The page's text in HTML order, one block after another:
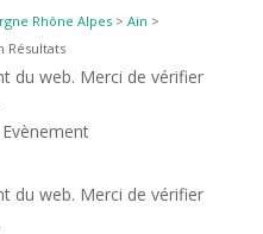
Rhône Alpes> Ain >
Résultats
du web. Merci de vérifier
du web. Merci de vérifier